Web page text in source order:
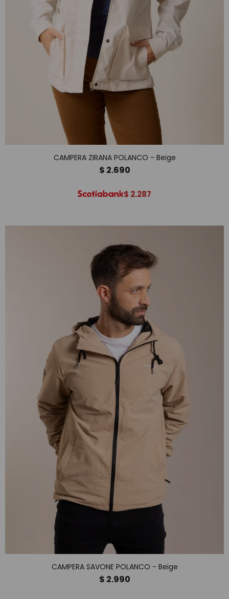
CAMPERA ZIRANA POLANCO - Beige
$ 2.690
$ 2.287
CAMPERA SAVONE POLANCO - Beige
$ 2.990